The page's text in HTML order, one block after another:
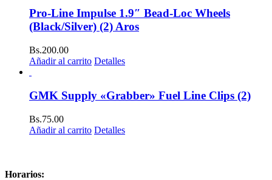
Pro-Line Impulse 1.9″ Bead-Loc Wheels
(Black/Silver) (2) Aros
Bs.200.00
Añadir al carrito Detalles
GMK Supply «Grabber» Fuel Line Clips (2)
Bs.75.00
Añadir al carrito Detalles
Horarios: